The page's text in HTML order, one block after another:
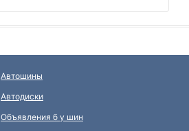
Автошины
Автодиски
Объявления б у шин